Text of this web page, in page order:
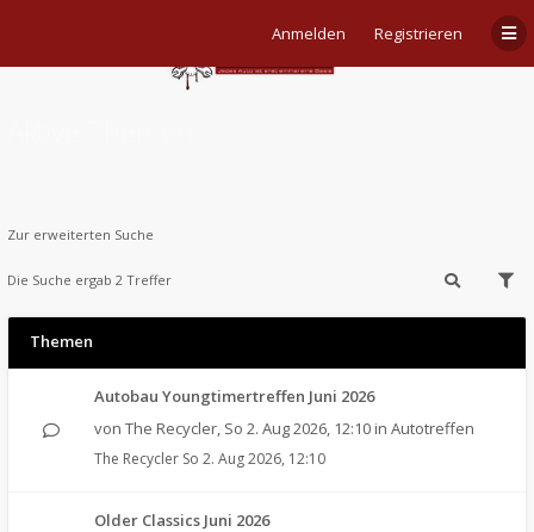
Anmelden Registrieren
Zur erweiterten Suche
Die Suche ergab 2 Treffer
Themen
Autobau Youngtimertreffen Juni 2026
von The Recycler, So 2. Aug 2026, 12:10 in Autotreffen
The Recycler So 2. Aug 2026, 12:10
Older Classics Juni 2026